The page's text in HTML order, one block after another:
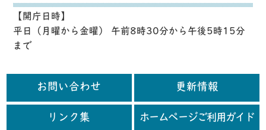
【開庁日時】
平日（月曜から金曜） 午前8時30分から午後5時15分
まで
お問い合わせ 更新情報
リンク集 ホームページご利用ガイド